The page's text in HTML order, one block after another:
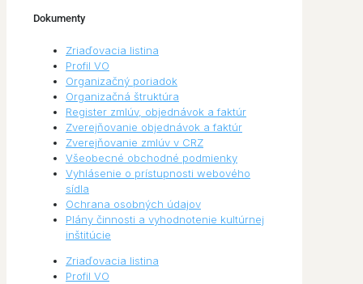
Dokumenty
Zriaďovacia listina
Profil VO
Organizačný poriadok
Organizačná štruktúra
Register zmlúv, objednávok a faktúr
Zverejňovanie objednávok a faktúr
Zverejňovanie zmlúv v CRZ
Všeobecné obchodné podmienky
Vyhlásenie o prístupnosti webového
sídla
Ochrana osobných údajov
Plány činnosti a vyhodnotenie kultúrnej
inštitúcie
Zriaďovacia listina
Profil VO